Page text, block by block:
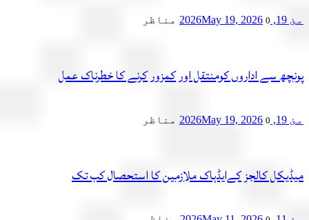
May 19, 2026 0 مناظر
سے اداروں کومنتقل اور کمزور کرنے کا خطرناک عمل
May 19, 2026 0 مناظر
کالجز کےایڈہاک ملازمین کا استحصال کب تک